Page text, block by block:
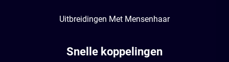
Uitbreidingen Met Mensenhaar
Snelle koppelingen